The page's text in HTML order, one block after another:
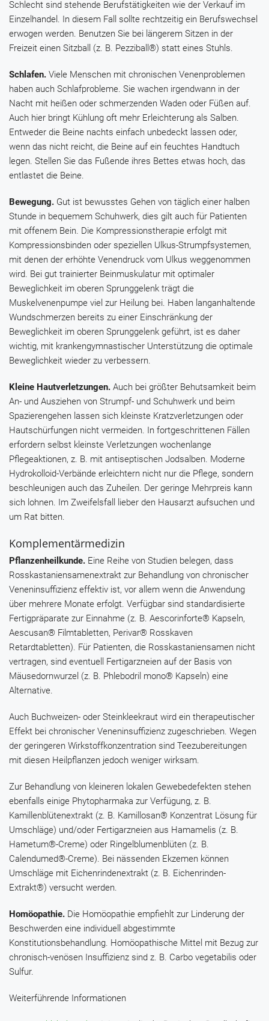
Schlecht sind stehende Berufstätigkeiten wie der Verkauf im
Einzelhandel. In diesem Fall sollte rechtzeitig ein Berufswechsel
erwogen werden. Benutzen Sie bei längerem Sitzen in der
Freizeit einen Sitzball (z. B. Pezziball®) statt eines Stuhls.
Schlafen. Viele Menschen mit chronischen Venenproblemen
haben auch Schlafprobleme. Sie wachen irgendwann in der
Nacht mit heißen oder schmerzenden Waden oder Füßen auf.
Auch hier bringt Kühlung oft mehr Erleichterung als Salben.
Entweder die Beine nachts einfach unbedeckt lassen oder,
wenn das nicht reicht, die Beine auf ein feuchtes Handtuch
legen. Stellen Sie das Fußende ihres Bettes etwas hoch, das
entlastet die Beine.
Bewegung. Gut ist bewusstes Gehen von täglich einer halben
Stunde in bequemem Schuhwerk, dies gilt auch für Patienten
mit offenem Bein. Die Kompressionstherapie erfolgt mit
Kompressionsbinden oder speziellen Ulkus-Strumpfsystemen,
mit denen der erhöhte Venendruck vom Ulkus weggenommen
wird. Bei gut trainierter Beinmuskulatur mit optimaler
Beweglichkeit im oberen Sprunggelenk trägt die
Muskelvenenpumpe viel zur Heilung bei. Haben langanhaltende
Wundschmerzen bereits zu einer Einschränkung der
Beweglichkeit im oberen Sprunggelenk geführt, ist es daher
wichtig, mit krankengymnastischer Unterstützung die optimale
Beweglichkeit wieder zu verbessern.
Kleine Hautverletzungen. Auch bei größter Behutsamkeit beim
An- und Ausziehen von Strumpf- und Schuhwerk und beim
Spazierengehen lassen sich kleinste Kratzverletzungen oder
Hautschürfungen nicht vermeiden. In fortgeschrittenen Fällen
erfordern selbst kleinste Verletzungen wochenlange
Pflegeaktionen, z. B. mit antiseptischen Jodsalben. Moderne
Hydrokolloid-Verbände erleichtern nicht nur die Pflege, sondern
beschleunigen auch das Zuheilen. Der geringe Mehrpreis kann
sich lohnen. Im Zweifelsfall lieber den Hausarzt aufsuchen und
um Rat bitten.
Komplementärmedizin
Pflanzenheilkunde. Eine Reihe von Studien belegen, dass
Rosskastaniensamenextrakt zur Behandlung von chronischer
Veneninsuffizienz effektiv ist, vor allem wenn die Anwendung
über mehrere Monate erfolgt. Verfügbar sind standardisierte
Fertigpräparate zur Einnahme (z. B. Aescorinforte® Kapseln,
Aescusan® Filmtabletten, Perivar® Rosskaven
Retardtabletten). Für Patienten, die Rosskastaniensamen nicht
vertragen, sind eventuell Fertigarzneien auf der Basis von
Mäusedornwurzel (z. B. Phlebodril mono® Kapseln) eine
Alternative.
Auch Buchweizen- oder Steinkleekraut wird ein therapeutischer
Effekt bei chronischer Veneninsuffizienz zugeschrieben. Wegen
der geringeren Wirkstoffkonzentration sind Teezubereitungen
mit diesen Heilpflanzen jedoch weniger wirksam.
Zur Behandlung von kleineren lokalen Gewebedefekten stehen
ebenfalls einige Phytopharmaka zur Verfügung, z. B.
Kamillenblütenextrakt (z. B. Kamillosan® Konzentrat Lösung für
Umschläge) und/oder Fertigarzneien aus Hamamelis (z. B.
Hametum®-Creme) oder Ringelblumenblüten (z. B.
Calendumed®-Creme). Bei nässenden Ekzemen können
Umschläge mit Eichenrindenextrakt (z. B. Eichenrinden-
Extrakt®) versucht werden.
Homöopathie. Die Homöopathie empfiehlt zur Linderung der
Beschwerden eine individuell abgestimmte
Konstitutionsbehandlung. Homöopathische Mittel mit Bezug zur
chronisch-venösen Insuffizienz sind z. B. Carbo vegetabilis oder
Sulfur.
Weiterführende Informationen